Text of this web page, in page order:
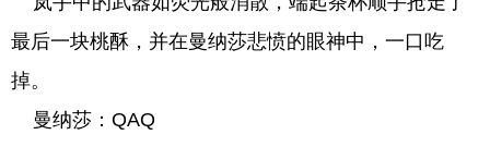
最后一块桃酥，并在曼纳莎悲愤的眼神中，一口吃
掉。
曼纳莎：QAQ